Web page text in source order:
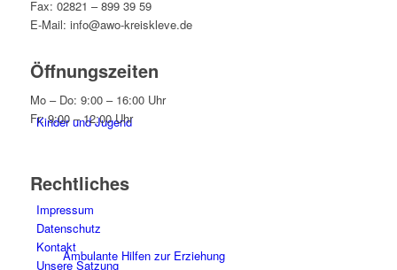
Kinder und Jugend
Ambulante Hilfen zur Erziehung
Fax: 02821 – 899 39 59
E-Mail: info@awo-kreiskleve.de
Öffnungszeiten
Mo – Do: 9:00 – 16:00 Uhr
Fr: 9:00 – 12:00 Uhr
Rechtliches
Impressum
Datenschutz
Kontakt
Unsere Satzung